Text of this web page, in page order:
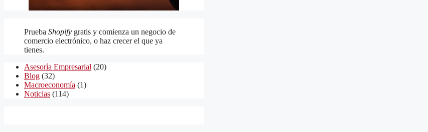
Prueba Shopify gratis y comienza un negocio de
comercio electrónico, o haz crecer el que ya
tienes.
Asesoría Empresarial (20)
Blog (32)
Macroeconomía (1)
Noticias (114)